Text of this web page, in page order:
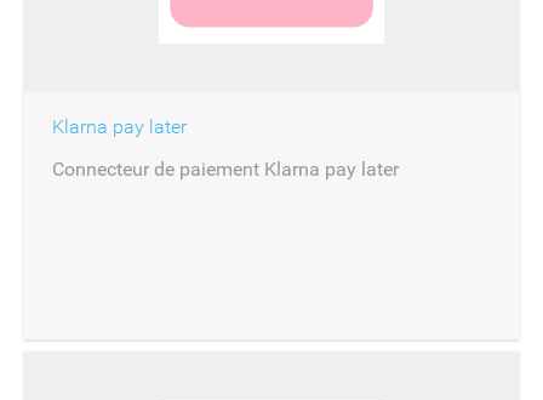
Klarna pay later
Connecteur de paiement Klarna pay later